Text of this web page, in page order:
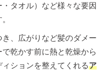
タオル）など様々な要因
、広がりなど髪のダメー
乾かす前に熱と乾燥から
ションを整えてくれるア